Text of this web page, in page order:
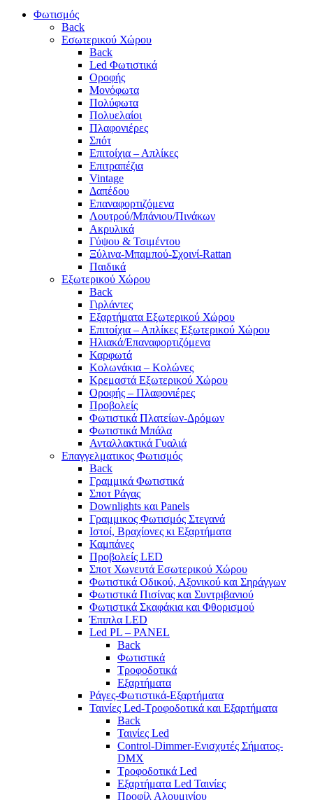
Φωτισμός
Back
Εσωτερικού Χώρου
Back
Led Φωτιστικά
Οροφής
Μονόφωτα
Πολύφωτα
Πολυελαίοι
Πλαφονιέρες
Σπότ
Επιτοίχια – Απλίκες
Επιτραπέζια
Vintage
Δαπέδου
Επαναφορτιζόμενα
Λουτρού/Μπάνιου/Πινάκων
Ακρυλικά
Γύψου & Τσιμέντου
Ξύλινα-Μπαμπού-Σχοινί-Rattan
Παιδικά
Εξωτερικού Χώρου
Back
Γιρλάντες
Εξαρτήματα Εξωτερικού Χώρου
Επιτοίχια – Απλίκες Εξωτερικού Χώρου
Ηλιακά/Επαναφορτιζόμενα
Καρφωτά
Κολωνάκια – Κολώνες
Κρεμαστά Εξωτερικού Χώρου
Οροφής – Πλαφονιέρες
Προβολείς
Φωτιστικά Πλατείων-Δρόμων
Φωτιστικά Μπάλα
Ανταλλακτικά Γυαλιά
Επαγγελματικος Φωτισμός
Back
Γραμμικά Φωτιστικά
Σποτ Ράγας
Downlights και Panels
Γραμμικος Φωτισμός Στεγανά
Ιστοί, Βραχίονες κι Εξαρτήματα
Καμπάνες
Προβολείς LED
Σποτ Χωνευτά Εσωτερικού Χώρου
Φωτιστικά Οδικού, Αξονικού και Σηράγγων
Φωτιστικά Πισίνας και Συντριβανιού
Φωτιστικά Σκαφάκια και Φθορισμού
Έπιπλα LED
Led PL – PANEL
Back
Φωτιστικά
Τροφοδοτικά
Εξαρτήματα
Ράγες-Φωτιστικά-Εξαρτήματα
Ταινίες Led-Τροφοδοτικά και Εξαρτήματα
Back
Ταινίες Led
Control-Dimmer-Ενισχυτές Σήματος-
DMX
Τροφοδοτικά Led
Εξαρτήματα Led Ταινίες
Προφίλ Αλουμινίου